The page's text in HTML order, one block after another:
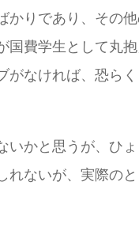
りであり、その
費学生として丸
なければ、恐ら
かと思うが、ひ
ないが、実際の